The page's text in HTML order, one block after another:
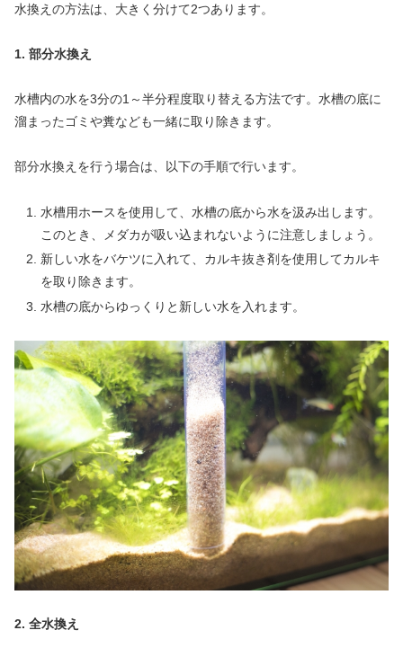
水換えの方法は、大きく分けて2つあります。
1. 部分水換え
水槽内の水を3分の1～半分程度取り替える方法です。水槽の底に
溜まったゴミや糞なども一緒に取り除きます。
部分水換えを行う場合は、以下の手順で行います。
水槽用ホースを使用して、水槽の底から水を汲み出します。
このとき、メダカが吸い込まれないように注意しましょう。
新しい水をバケツに入れて、カルキ抜き剤を使用してカルキ
を取り除きます。
水槽の底からゆっくりと新しい水を入れます。
2. 全水換え